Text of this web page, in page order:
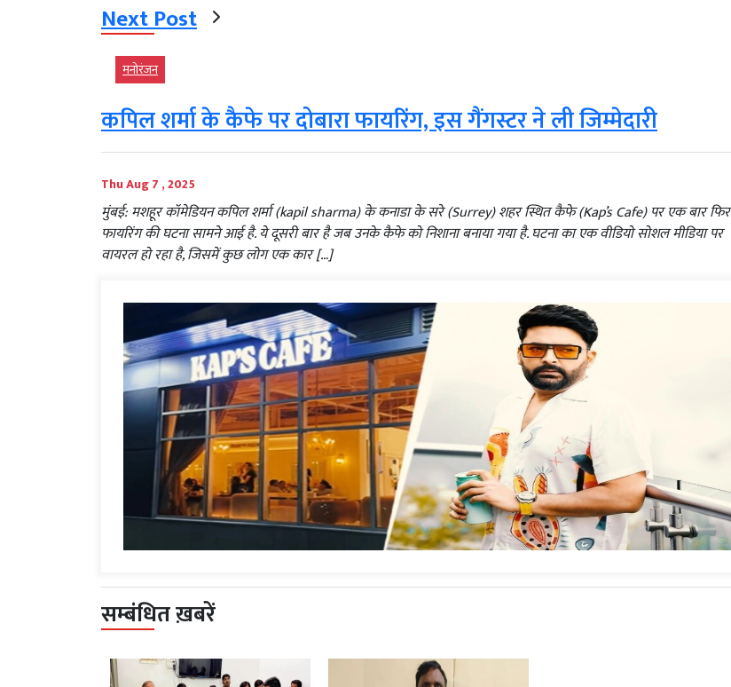
Next Post
मनोरंजन
कपिल शर्मा के कैफे पर दोबारा फायरिंग, इस गैंगस्टर ने ली जिम्मेदारी
Thu Aug 7 , 2025
मुंबई: मशहूर कॉमेडियन कपिल शर्मा (kapil sharma) के कनाडा के सरे (Surrey) शहर स्थित कैफे (Kap’s Cafe) पर एक बार फिर
फायरिंग की घटना सामने आई है. ये दूसरी बार है जब उनके कैफे को निशाना बनाया गया है. घटना का एक वीडियो सोशल मीडिया पर
वायरल हो रहा है, जिसमें कुछ लोग एक कार […]
सम्बंधित ख़बरें